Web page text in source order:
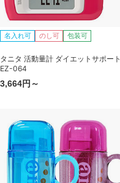
名入れ可 のし可 包装可
タニタ 活動量計 ダイエットサポート
EZ-064
3,664円～